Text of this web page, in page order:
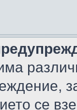
се